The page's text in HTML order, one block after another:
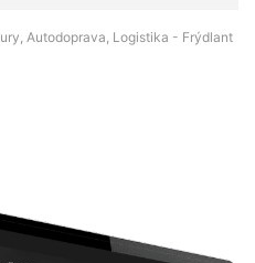
Autodoprava, Logistika - Frýdlant